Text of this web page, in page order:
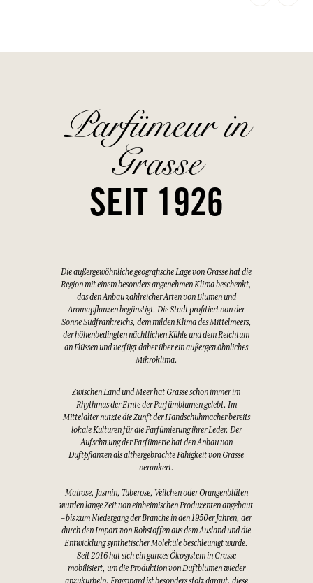
Parfümeur in
Grasse
SEIT 1926
Die außergewöhnliche geografische Lage von Grasse hat die
Region mit einem besonders angenehmen Klima beschenkt,
das den Anbau zahlreicher Arten von Blumen und
Aromapflanzen begünstigt. Die Stadt profitiert von der
Sonne Südfrankreichs, dem milden Klima des Mittelmeers,
der höhenbedingten nächtlichen Kühle und dem Reichtum
an Flüssen und verfügt daher über ein außergewöhnliches
Mikroklima.
Zwischen Land und Meer hat Grasse schon immer im
Rhythmus der Ernte der Parfümblumen gelebt. Im
Mittelalter nutzte die Zunft der Handschuhmacher bereits
lokale Kulturen für die Parfümierung ihrer Leder. Der
Aufschwung der Parfümerie hat den Anbau von
Duftpflanzen als althergebrachte Fähigkeit von Grasse
verankert.
Mairose, Jasmin, Tuberose, Veilchen oder Orangenblüten
wurden lange Zeit von einheimischen Produzenten angebaut
– bis zum Niedergang der Branche in den 1950er Jahren, der
durch den Import von Rohstoffen aus dem Ausland und die
Entwicklung synthetischer Moleküle beschleunigt wurde.
Seit 2016 hat sich ein ganzes Ökosystem in Grasse
mobilisiert, um die Produktion von Duftblumen wieder
anzukurbeln. Fragonard ist besonders stolz darauf, diese